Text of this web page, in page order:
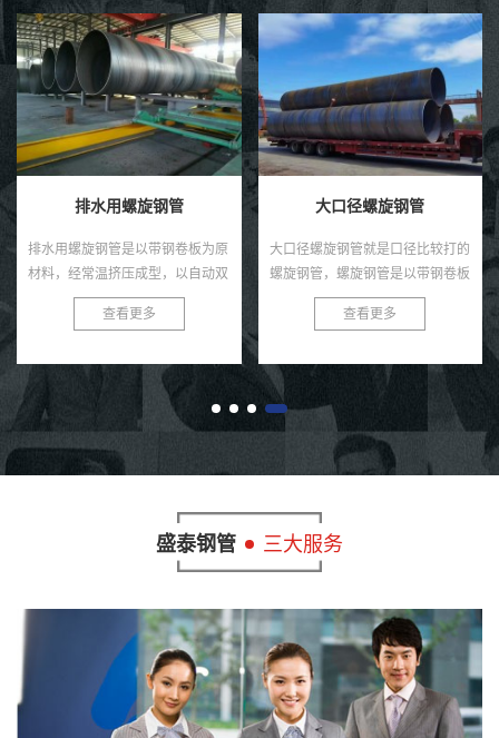
排水用螺旋钢管
排水用螺旋钢管是以带钢卷板为原
材料，经常温挤压成型，以自动双
丝双面埋弧焊工艺焊接而成的螺旋
缝钢管。螺旋钢管将带钢送入焊管
渐...
查看更多
大口径螺旋钢管
大口径螺旋钢管就是口径比较打的
螺旋钢管，螺旋钢管是以带钢卷板
为原材料，经常温挤压成型，以自
动双丝双面埋弧焊工艺焊接而成的
入...
查看更多
盛泰钢管 三大服务